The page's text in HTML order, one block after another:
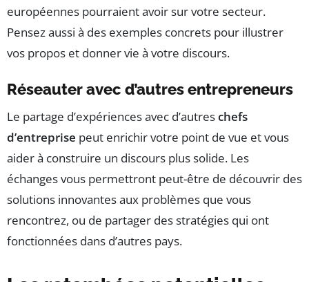
européennes pourraient avoir sur votre secteur.
Pensez aussi à des exemples concrets pour illustrer
vos propos et donner vie à votre discours.
Réseauter avec d’autres entrepreneurs
Le partage d’expériences avec d’autreschefs
d’entreprise peut enrichir votre point de vue et vous
aider à construire un discours plus solide. Les
échanges vous permettront peut-être de découvrir des
solutions innovantes aux problèmes que vous
rencontrez, ou de partager des stratégies qui ont
fonctionnées dans d’autres pays.